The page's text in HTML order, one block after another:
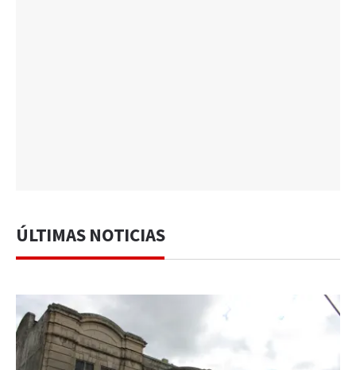
ÚLTIMAS NOTICIAS